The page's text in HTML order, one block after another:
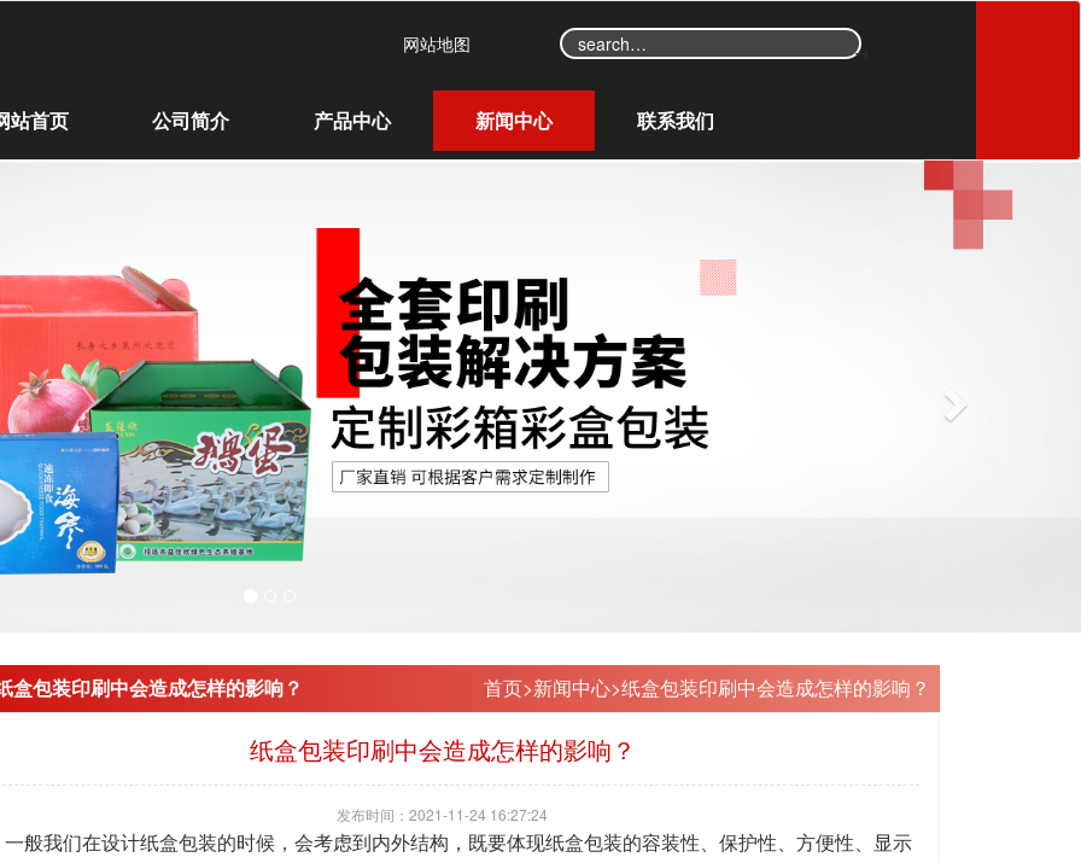
网站地图 →
站首页 公司简介 产品中心 新闻中心 联系我们
x
盒包装印刷中会造成怎样的影响？ 首页>新闻中心>纸盒包装印刷中会造成怎样的影响？
纸盒包装印刷中会造成怎样的影响？
发布时间：2021-11-24 16:27:24
我们在设计纸盒包装的时候，会考虑到内外结构，既要体现纸盒包装的容装性、保护性、方便性、显示